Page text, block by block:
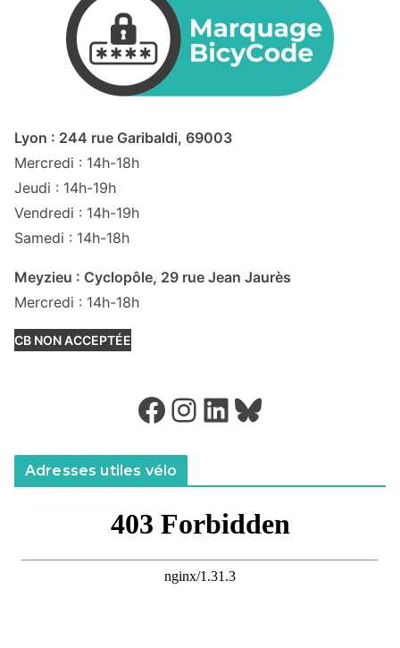
Lyon : 244 rue Garibaldi, 69003
Mercredi : 14h-18h
Jeudi : 14h-19h
Vendredi : 14h-19h
Samedi : 14h-18h
Meyzieu : Cyclopôle, 29 rue Jean Jaurès
Mercredi : 14h-18h
CB NON ACCEPTÉE
Facebook Instagram LinkedIn Bluesky
Adresses utiles vélo